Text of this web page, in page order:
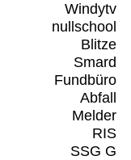
Windytv
nullschool
Blitze
Smard
Fundbüro
Abfall
Melder
RIS
SSG G